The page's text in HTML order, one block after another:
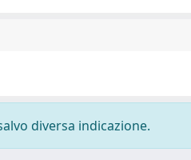
diversa indicazione.